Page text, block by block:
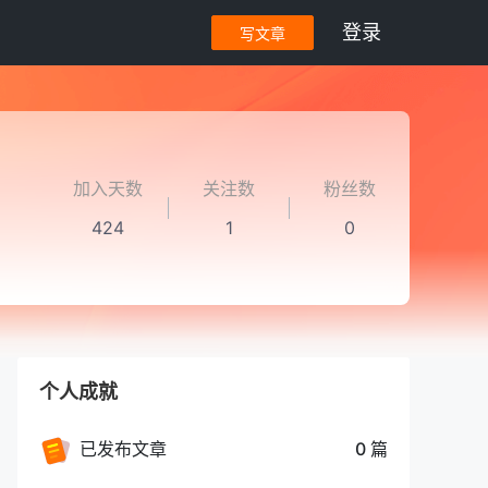
写文章 登录
加入天数
424
关注数
1
粉丝数
0
个人成就
已发布文章 0 篇